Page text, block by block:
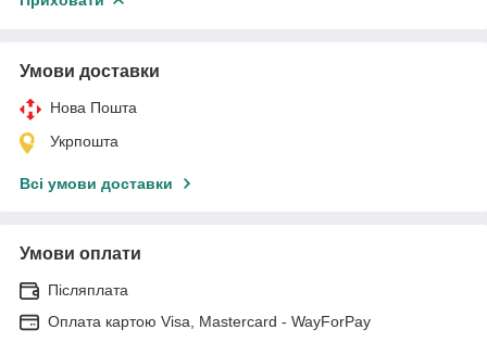
Умови доставки
Нова Пошта
Укрпошта
Всі умови доставки
Умови оплати
Післяплата
Оплата картою Visa, Mastercard - WayForPay